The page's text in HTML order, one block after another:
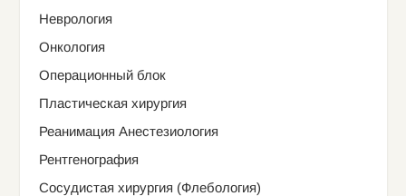
Неврология
Онкология
Операционный блок
Пластическая хирургия
Реанимация Анестезиология
Рентгенография
Сосудистая хирургия (Флебология)